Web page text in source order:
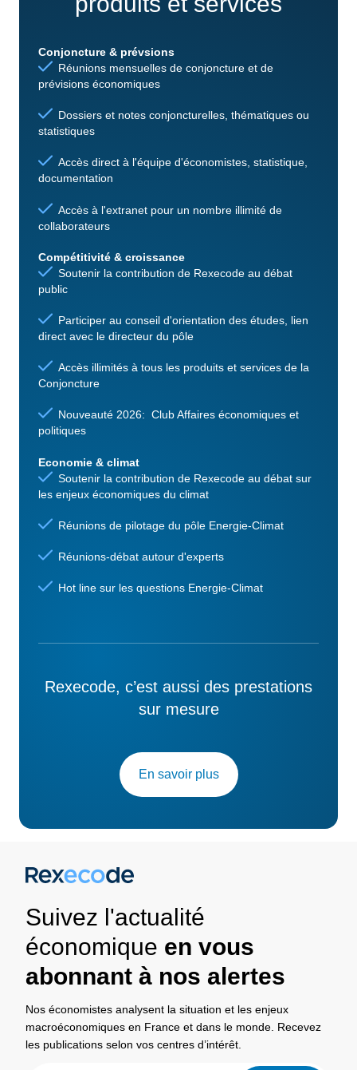
Conjoncture & prévsions
Réunions mensuelles de conjoncture et de
prévisions économiques
Dossiers et notes conjoncturelles, thématiques ou
statistiques
Accès direct à l'équipe d'économistes, statistique,
documentation
Accès à l'extranet pour un nombre illimité de
collaborateurs
Compétitivité & croissance
Soutenir la contribution de Rexecode au débat
public
Participer au conseil d'orientation des études, lien
direct avec le directeur du pôle
Accès illimités à tous les produits et services de la
Conjoncture
Nouveauté 2026: Club Affaires économiques et
politiques
Economie & climat
Soutenir la contribution de Rexecode au débat sur
les enjeux économiques du climat
Réunions de pilotage du pôle Energie-Climat
Réunions-débat autour d'experts
Hot line sur les questions Energie-Climat
Rexecode, c’est aussi des prestations
sur mesure
En savoir plus
Suivez l'actualité
économique en vous
abonnant à nos alertes
Nos économistes analysent la situation et les enjeux
macroéconomiques en France et dans le monde. Recevez
les publications selon vos centres d’intérêt.